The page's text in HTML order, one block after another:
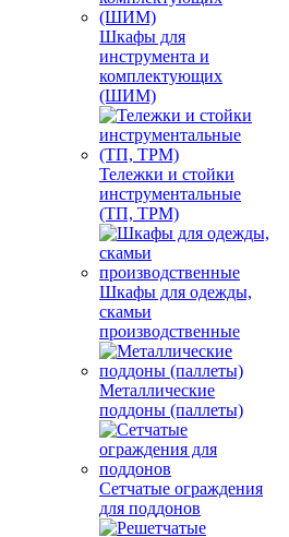
Шкафы для
инструмента и
комплектующих
(ШИМ)
Тележки и стойки
инструментальные
(ТП, ТРМ)
Шкафы для одежды,
скамьи
производственные
Металлические
поддоны (паллеты)
Сетчатые ограждения
для поддонов